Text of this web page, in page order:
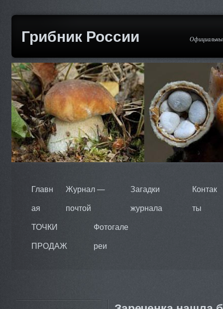
Грибник России
Главн
ая
Журнал —
почтой
Загадки
журнала
Контак
ты
ТОЧКИ
ПРОДАЖ
Фотогале
реи